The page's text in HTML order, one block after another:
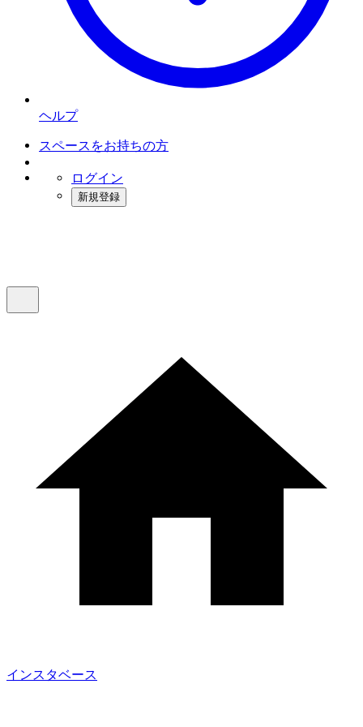
ヘルプ
スペースをお持ちの方
ログイン
新規登録
インスタベース